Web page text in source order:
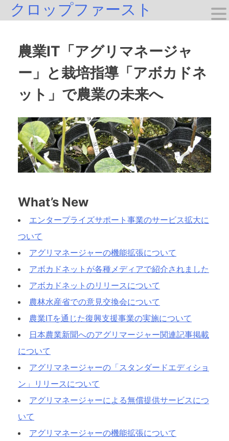
Skipクロップファースト
農業IT「アグリマネージャ
ー」と栽培指導「アボカドネ
ット」で農業の未来へ
What’s New
エンタープライズサポート事業のサービス拡大に
ついて
アグリマネージャーの機能拡張について
アボカドネットが各種メディアで紹介されました
アボカドネットのリリースについて
農林水産省での意見交換会について
農業ITを通じた復興支援事業の実施について
日本農業新聞へのアグリマージャー関連記事掲載
について
アグリマネージャーの「スタンダードエディショ
ン」リリースについて
アグリマネージャーによる無償提供サービスにつ
いて
アグリマネージャーの機能拡張について